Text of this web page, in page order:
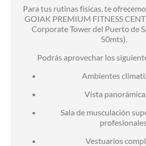
Para tus rutinas físicas, te
GOIAK PREMIUM FITNESS
Corporate Tower del Puerto de
50mts).
Podrás aprovechar los
Ambientes
Vista panorámica
Sala de musculación
Vestuarios